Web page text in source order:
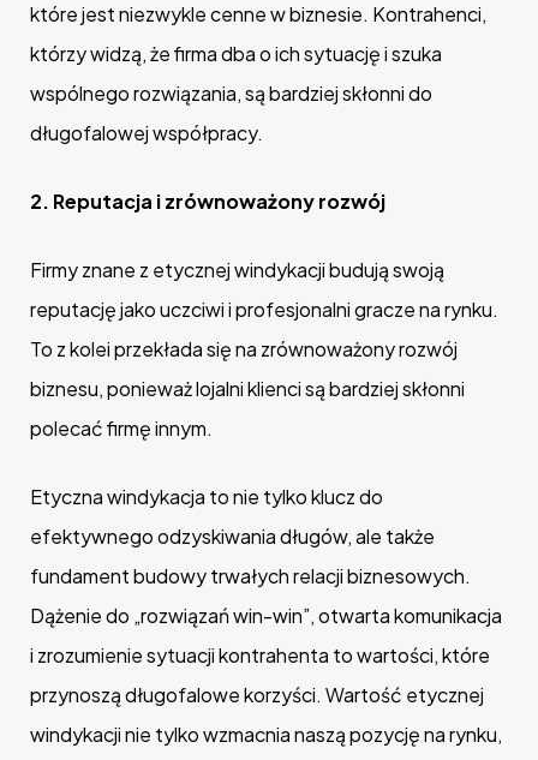
które jest niezwykle cenne w biznesie. Kontrahenci,
którzy widzą, że firma dba o ich sytuację i szuka
wspólnego rozwiązania, są bardziej skłonni do
długofalowej współpracy.
2. Reputacja i zrównoważony rozwój
Firmy znane z etycznej windykacji budują swoją
reputację jako uczciwi i profesjonalni gracze na rynku.
To z kolei przekłada się na zrównoważony rozwój
biznesu, ponieważ lojalni klienci są bardziej skłonni
polecać firmę innym.
Etyczna windykacja to nie tylko klucz do
efektywnego odzyskiwania długów, ale także
fundament budowy trwałych relacji biznesowych.
Dążenie do „rozwiązań win-win”, otwarta komunikacja
i zrozumienie sytuacji kontrahenta to wartości, które
przynoszą długofalowe korzyści. Wartość etycznej
windykacji nie tylko wzmacnia naszą pozycję na rynku,